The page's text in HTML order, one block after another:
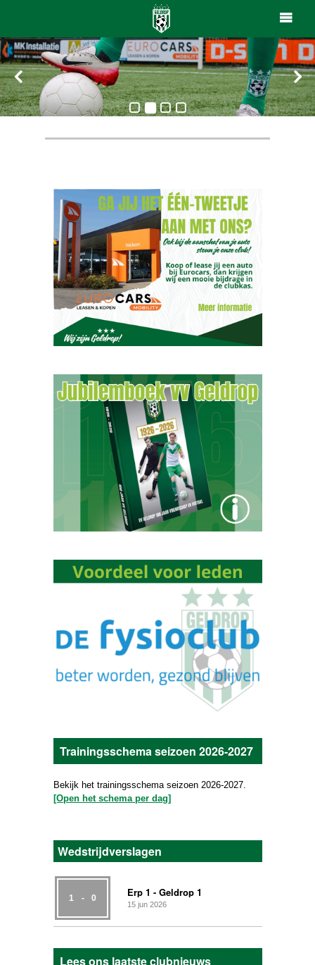
Trainingsschema seizoen 2026-2027
Bekijk het trainingsschema seizoen 2026-2027.
[Open het schema per dag]
Wedstrijdverslagen
1 - 0 Erp 1 - Geldrop 1
15 jun 2026
Lees ons laatste clubnieuws